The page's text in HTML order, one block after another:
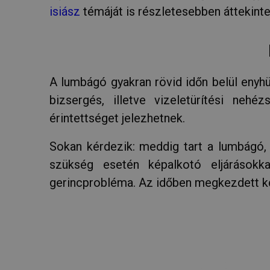
isiász témáját is részletesebben
A lumbágó gyakran rövid időn belül
bizsergés, illetve vizeletürítési
érintettséget jelezhetnek.
Sokan kérdezik: meddig tart a
szükség esetén képalkotó
gerincprobléma. Az időben megkezdett
_ga
108285016-2
YSC